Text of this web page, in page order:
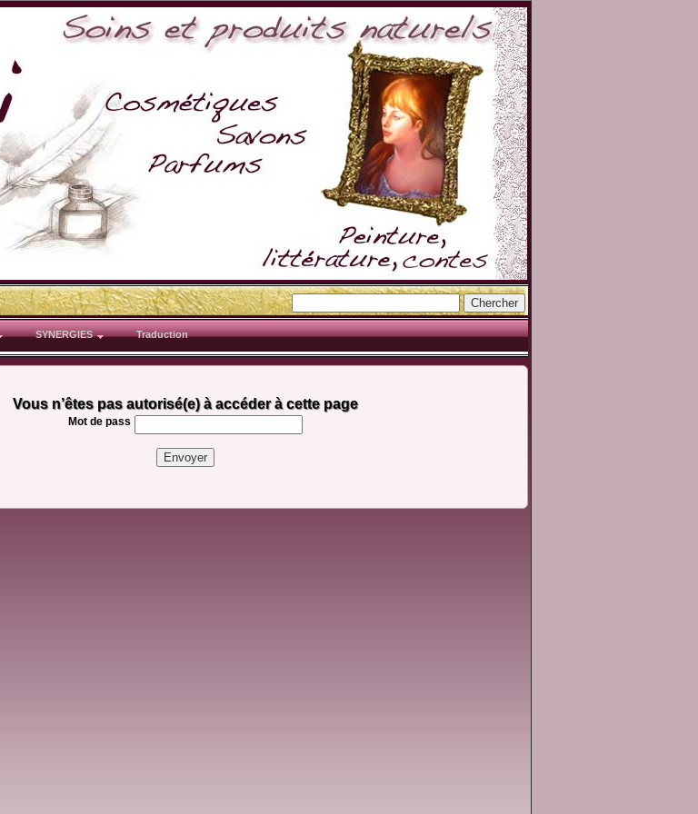
SYNERGIES Traduction
Vous n’êtes pas autorisé(e) à accéder à cette page
Mot de pass